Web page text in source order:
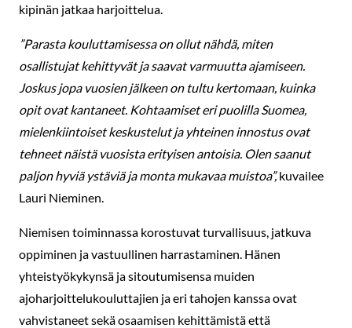
kipinän jatkaa harjoittelua.
”Parasta kouluttamisessa on ollut nähdä, miten
osallistujat kehittyvät ja saavat varmuutta ajamiseen.
Joskus jopa vuosien jälkeen on tultu kertomaan, kuinka
opit ovat kantaneet. Kohtaamiset eri puolilla Suomea,
mielenkiintoiset keskustelut ja yhteinen innostus ovat
tehneet näistä vuosista erityisen antoisia. Olen saanut
paljon hyviä ystäviä ja monta mukavaa muistoa”,kuvailee
Lauri Nieminen.
Niemisen toiminnassa korostuvat turvallisuus, jatkuva
oppiminen ja vastuullinen harrastaminen. Hänen
yhteistyökykynsä ja sitoutumisensa muiden
ajoharjoittelukouluttajien ja eri tahojen kanssa ovat
vahvistaneet sekä osaamisen kehittämistä että